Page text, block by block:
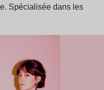
Spécialisée dans les